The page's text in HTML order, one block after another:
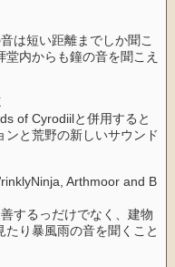
は短い距離までしか聞こ
内からも鐘の音を聞こえ
of Cyrodiilと併用すると
ンと荒野の新しいサウンド
Arthmoor and B
するっだけでなく、建物
り暴風雨の音を聞くこと